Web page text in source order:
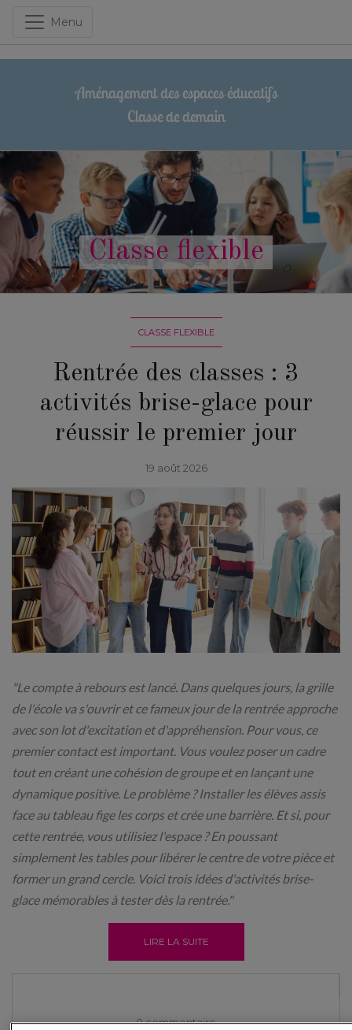
Menu
Aménagement des espaces éducatifs
Classe de demain
Classe flexible
CLASSE FLEXIBLE
Rentrée des classes : 3
activités brise-glace pour
réussir le premier jour
19 août 2026
"Le compte à rebours est lancé. Dans quelques jours, la grille
de l'école va s'ouvrir et ce fameux jour de la rentrée approche
avec son lot d'excitation et d'appréhension. Pour vous, ce
premier contact est important. Vous voulez poser un cadre
tout en créant une cohésion de groupe et en lançant une
dynamique positive. Le problème ? Installer les élèves assis
face au tableau fige les corps et crée une barrière. Et si, pour
cette rentrée, vous utilisiez l'espace ? En poussant
simplement les tables pour libérer le centre de votre pièce et
former un grand cercle. Voici trois idées d'activités brise-
glace mémorables à tester dès la rentrée."
LIRE LA SUITE
0 commentaire